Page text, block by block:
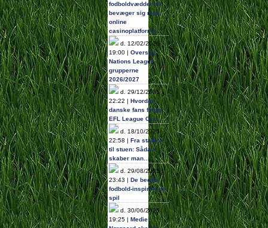
fodboldvæddemål
bevæger sig mod
online
casinoplatforme…
d. 12/02/2026
19:00 | Oversigt:
Nations League-
grupperne
2026/2027
d. 29/12/2025
22:22 | Hvordan
danske fans følger
EFL League One…
d. 18/10/2025
22:58 | Fra stadion
til stuen: Sådan
skaber man…
d. 29/08/2025
23:43 | De bedste
fodbold-inspirerede
spil
d. 30/06/2025
19:25 | Medie: